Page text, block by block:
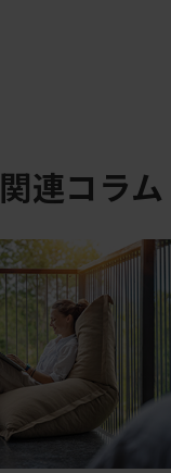
関連コラム